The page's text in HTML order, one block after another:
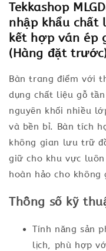
Tekkashop
nhập khẩu chất
kết hợp ván ép
(Hàng đặt
Bàn trang điểm với
dụng chất liệu gỗ
nguyên khối nhiều
và bền bỉ. Bàn tích
không gian lưu trữ
giữ cho khu vực
hoàn hảo cho không
Thông số kỹ
Tính năng sản
lịch, phù hợp